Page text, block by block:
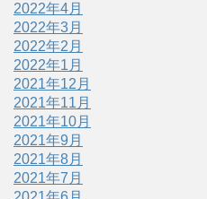
2022年4月
2022年3月
2022年2月
2022年1月
2021年12月
2021年11月
2021年10月
2021年9月
2021年8月
2021年7月